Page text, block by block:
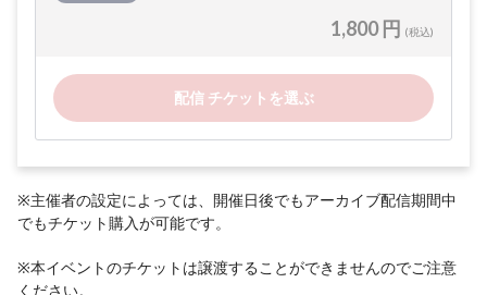
1,800 円 (税込)
配信 チケットを選ぶ
※主催者の設定によっては、開催日後でもアーカイブ配信期間中
でもチケット購入が可能です。
※本イベントのチケットは譲渡することができませんのでご注意
ください。